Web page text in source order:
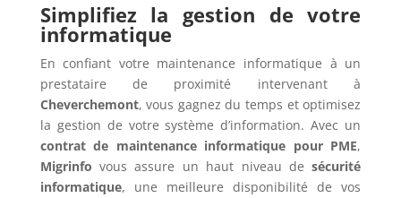
Simplifiez la gestion de votre
informatique
En confiant votre maintenance informatique à un
prestataire de proximité intervenant à
Cheverchemont, vous gagnez du temps et optimisez
la gestion de votre système d’information. Avec un
contrat de maintenance informatique pour PME,
Migrinfo vous assure un haut niveau desécurité
informatique, une meilleure disponibilité de vos